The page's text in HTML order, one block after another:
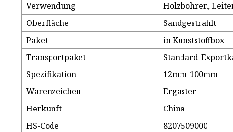
Verwendung
Holzbohren,
Oberfläche
Sandgestrahlt
Paket
in Kunststoffbox
Transportpaket
Standard-
Spezifikation
12mm-100mm
Warenzeichen
Ergaster
Herkunft
China
HS-Code
8207509000